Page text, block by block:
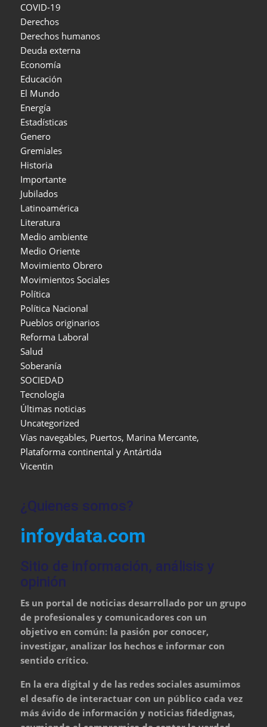
COVID-19
Derechos
Derechos humanos
Deuda externa
Economía
Educación
El Mundo
Energía
Estadísticas
Genero
Gremiales
Historia
Importante
Jubilados
Latinoamérica
Literatura
Medio ambiente
Medio Oriente
Movimiento Obrero
Movimientos Sociales
Política
Política Nacional
Pueblos originarios
Reforma Laboral
Salud
Soberanía
SOCIEDAD
Tecnología
Últimas noticias
Uncategorized
Vías navegables, Puertos, Marina Mercante,
Plataforma continental y Antártida
Vicentin
¿Quienes somos?
infoydata.com
Sitio de información, análisis y
opinión
Es un portal de noticias desarrollado por un grupo
de profesionales y comunicadores con un
objetivo en común: la pasión por conocer,
investigar, analizar los hechos e informar con
sentido crítico.
En la era digital y de las redes sociales asumimos
el desafío de interactuar con un público cada vez
más ávido de información y noticias fidedignas,